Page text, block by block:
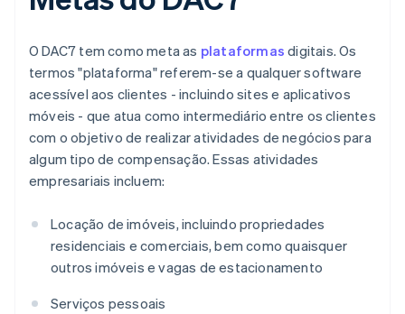
O DAC7 tem como meta as plataformas digitais. Os
termos "plataforma" referem-se a qualquer software
acessível aos clientes - incluindo sites e aplicativos
móveis - que atua como intermediário entre os clientes
com o objetivo de realizar atividades de negócios para
algum tipo de compensação. Essas atividades
empresariais incluem:
Locação de imóveis, incluindo propriedades
residenciais e comerciais, bem como quaisquer
outros imóveis e vagas de estacionamento
Serviços pessoais